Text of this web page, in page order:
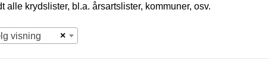
krydslister, bl.a. årsartslister, kommuner, osv.
×
visning